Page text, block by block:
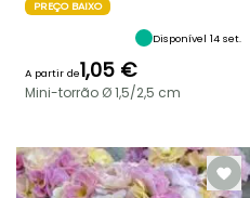
PREÇO BAIXO
Disponível 14 set.
A partir de1,05 €
Mini-torrão Ø 1,5/2,5 cm